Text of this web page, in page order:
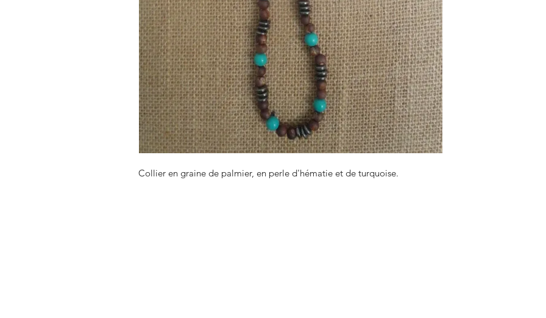
Collier en graine de palmier, en perle d'hématie et de turquoise.